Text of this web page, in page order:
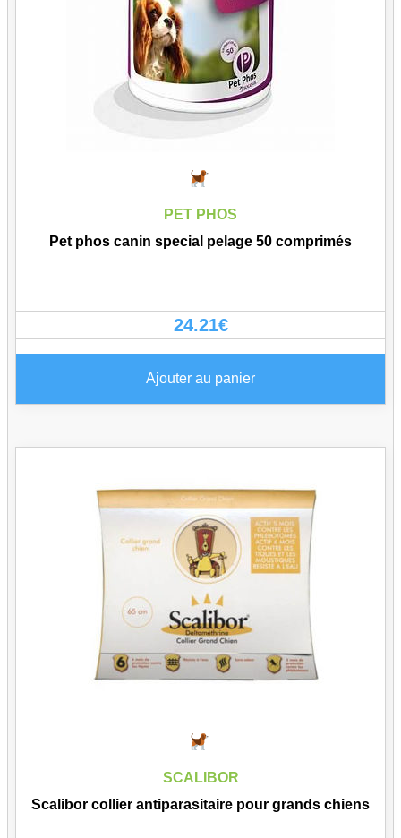
PET PHOS
Pet phos canin special pelage 50 comprimés
24.21€
Ajouter au panier
SCALIBOR
Scalibor collier antiparasitaire pour grands chiens